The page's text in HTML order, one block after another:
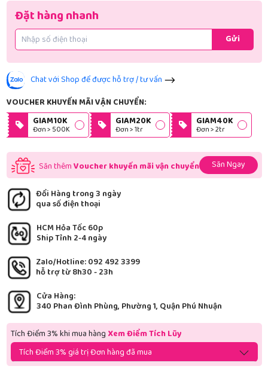
Đặt hàng nhanh
Gửi
Chat với Shop để được hỗ trợ / tư vấn
VOUCHER KHUYẾN MÃI VẬN CHUYỂN:
GIAM10K
Đơn > 500K
GIAM20K
Đơn > 1tr
GIAM40K
Đơn > 2tr
Săn thêmVoucher khuyến mãi vận chuyển Săn Ngay
Đổi Hàng trong 3 ngày
qua số điện thoại
HCM Hỏa Tốc 60p
Ship Tỉnh 2-4 ngày
Zalo/Hotline: 092 492 3399
hỗ trợ từ 8h30 - 23h
Cửa Hàng:
340 Phan Đình Phùng, Phường 1, Quận Phú Nhuận
Tích Điểm 3% khi mua hàng Xem Điểm Tích Lũy
Tích Điểm 3% giá trị Đơn hàng đã mua